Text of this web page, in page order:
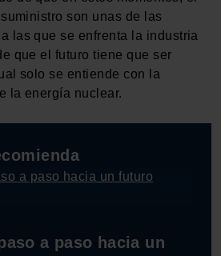
son unas de las
las que se enfrenta la industria
que el futuro tiene que ser
solo se entiende con la
la energía nuclear.
a paso hacia un